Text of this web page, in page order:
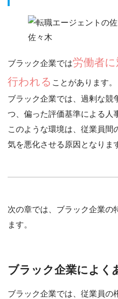
佐々木
ブラック企業では労働者
行われる ことがあります。
ブラック企業では、 過剰な競
つ、偏った評価基準による人
このような環境は、従業員間
気を悪化させる原因となりま
次の章では、ブラック企業の
ます。
ブラック企業によく
ブラック企業では、従業員の